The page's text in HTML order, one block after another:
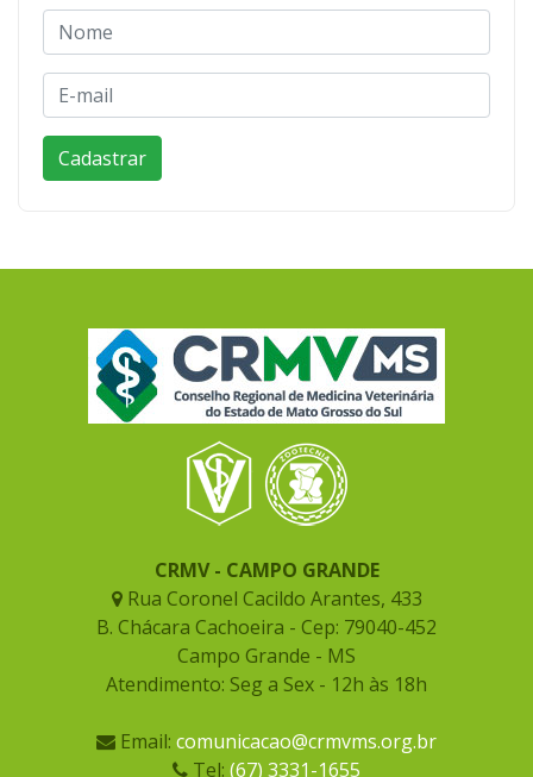
CRMV - CAMPO GRANDE
Rua Coronel Cacildo Arantes, 433
B. Chácara Cachoeira - Cep: 79040-452
Campo Grande - MS
Atendimento: Seg a Sex - 12h às 18h
Email: comunicacao@crmvms.org.br
Tel: (67) 3331-1655